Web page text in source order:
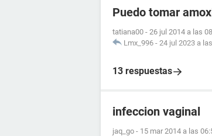
Puedo tomar
tatiana00 - 26 jul 2014 a las
Lmx_996 - 24 jul 2023 a
13 respuestas
infeccion vaginal
jaq_go - 15 mar 2014 a las